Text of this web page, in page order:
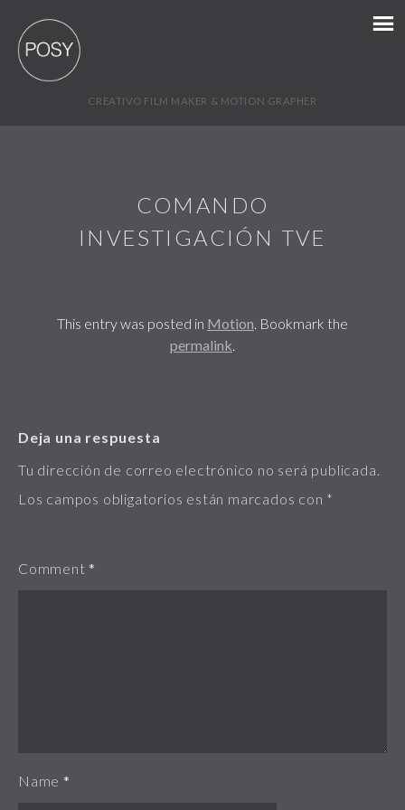
CREATIVO FILM MAKER & MOTION GRAPHER
COMANDO
INVESTIGACIÓN TVE
This entry was posted in Motion. Bookmark the
permalink.
Deja una respuesta
Tu dirección de correo electrónico no será publicada.
Los campos obligatorios están marcados con *
Comment *
Name *